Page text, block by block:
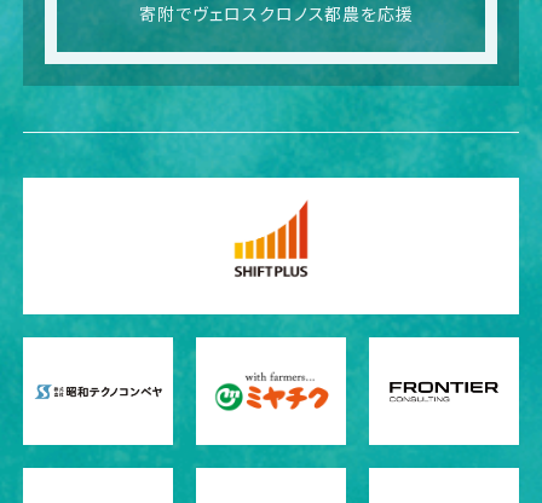
寄附でヴェロスクロノス都農を応援